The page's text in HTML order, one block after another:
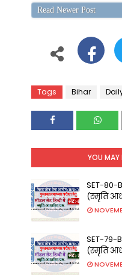
Read Newer Post
Tags Bihar
YOU MAY
SET-80-
(स्मृति
SET-79-
(स्मृति